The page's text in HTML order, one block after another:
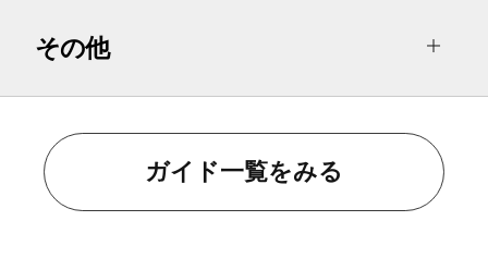
その他
ガイド一覧をみる